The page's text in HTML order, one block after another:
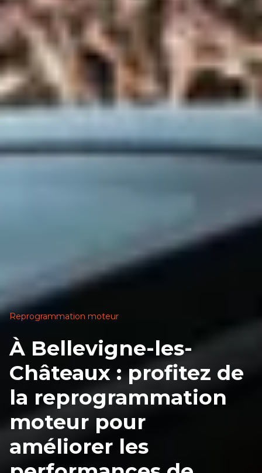
Reprogrammation moteur
À Bellevigne-les-
Châteaux : profitez de
la reprogrammation
moteur pour
améliorer les